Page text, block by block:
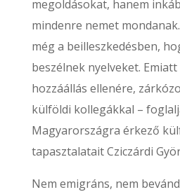
megoldásokat, hanem
mindenre nemet
még a beilleszkedésben,
beszélnek nyelveket.
hozzáállás ellenére,
külföldi kollegákkal –
Magyarországra érkező
tapasztalatait Cziczárdi
Nem emigráns, nem